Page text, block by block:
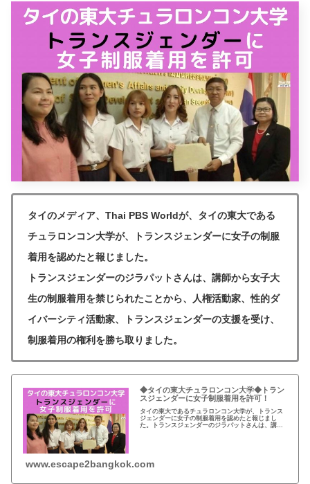
タイのメディア、Thai PBS Worldが、タイの東大である
チュラロンコン大学が、トランスジェンダーに女子の制服
着用を認めたと報じました。
トランスジェンダーのジラパットさんは、講師から女子大
生の制服着用を禁じられたことから、人権活動家、性的ダ
イバーシティ活動家、トランスジェンダーの支援を受け、
制服着用の権利を勝ち取りました。
◆タイの東大チュラロンコン大学◆トラン
スジェンダーに女子制服着用を許可！
タイの東大であるチュラロンコン大学が、トランス
ジェンダーに女子の制服着用を認めたと報じまし
た。トランスジェンダーのジラパットさんは、講師
www.escape2bangkok.com